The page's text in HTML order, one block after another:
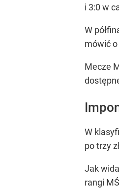
i 3:0 w
W
mówić
Mecze
W
po trzy
Jak
rangi